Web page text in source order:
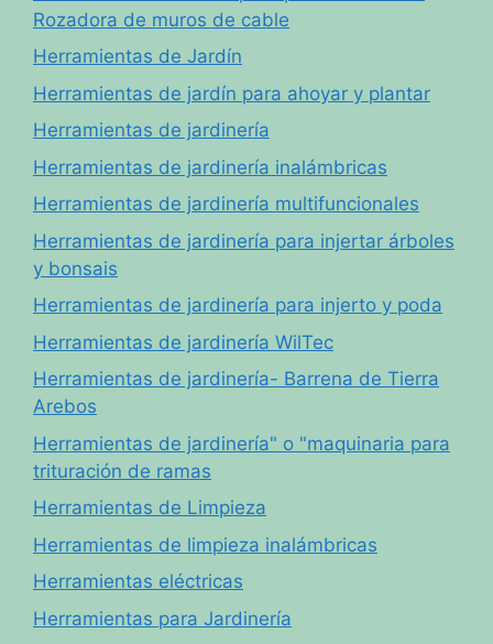
Rozadora de muros de cable
Herramientas de Jardín
Herramientas de jardín para ahoyar y plantar
Herramientas de jardinería
Herramientas de jardinería inalámbricas
Herramientas de jardinería multifuncionales
Herramientas de jardinería para injertar árboles
y bonsais
Herramientas de jardinería para injerto y poda
Herramientas de jardinería WilTec
Herramientas de jardinería- Barrena de Tierra
Arebos
Herramientas de jardinería" o "maquinaria para
trituración de ramas
Herramientas de Limpieza
Herramientas de limpieza inalámbricas
Herramientas eléctricas
Herramientas para Jardinería